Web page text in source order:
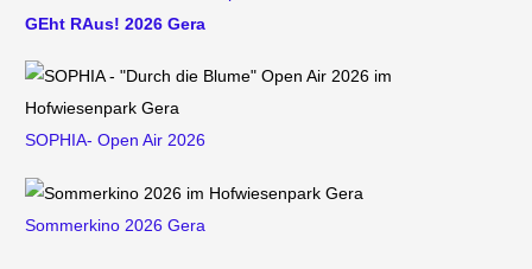
GEht RAus! 2026 Gera
SOPHIA- Open Air 2026
Sommerkino 2026 Gera